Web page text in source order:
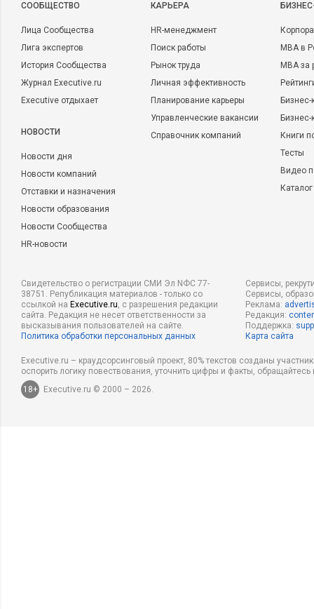
CООБЩЕСТВО
Лица Сообщества
Лига экспертов
История Сообщества
Журнал Executive.ru
Executive отдыхает
НОВОСТИ
Новости дня
Новости компаний
Отставки и назначения
Новости образования
Новости Сообщества
HR-новости
КАРЬЕРА
HR-менеджмент
Поиск работы
Рынок труда
Личная эффективность
Планирование карьеры
Управленческие вакансии
Справочник компаний
MBA в
MBA
Бизнес-
Книги
Тесты
Видео
Свидетельство о регистрации СМИ Эл NФС 77-
38751. Републикация материалов - только со
ссылкой на Executive.ru, с разрешения редакции
сайта. Редакция не несет ответственности за
высказывания пользователей на сайте.
Политика обработки персональных данных
Сервисы,
Сервисы,
Реклама:
Редакция:
Поддержка:
Карта сайта
Executive.ru – краудсорсинговый проект, 80% текстов созданы
оспорить логику повествования, уточнить цифры и факты,
18+
Executive.ru © 2000 – 2026.